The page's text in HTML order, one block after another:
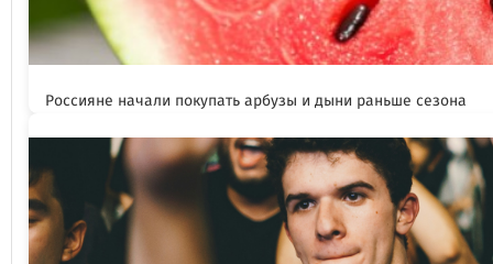
Россияне начали покупать арбузы и дыни раньше сезона